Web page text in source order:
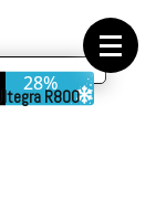
28%
R800